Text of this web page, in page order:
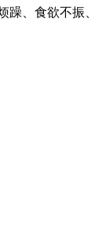
躁、食欲不振、